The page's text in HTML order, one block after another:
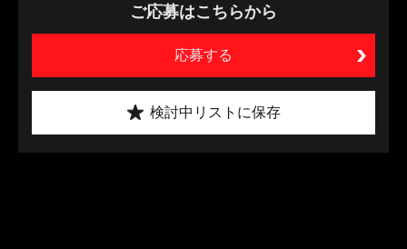
ご応募はこちらから
応募する
検討中リストに保存